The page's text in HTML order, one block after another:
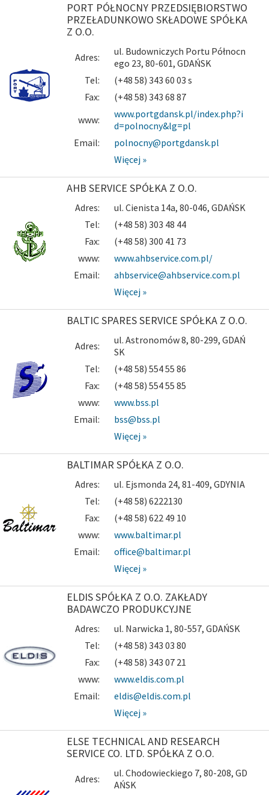
PORT PÓŁNOCNY PRZEDSIĘBIORSTWO
PRZEŁADUNKOWO SKŁADOWE SPÓŁKA
Z O.O.
Adres:
ul. Budowniczych Portu Północn
ego 23, 80-601, GDAŃSK
Tel:
(+48 58) 343 60 03 s
Fax:
(+48 58) 343 68 87
www:
www.portgdansk.pl/index.php?i
d=polnocny&lg=pl
Email:
polnocny@portgdansk.pl
Więcej »
AHB SERVICE SPÓŁKA Z O.O.
Adres:
ul. Cienista 14a, 80-046, GDAŃSK
Tel:
(+48 58) 303 48 44
Fax:
(+48 58) 300 41 73
www:
www.ahbservice.com.pl/
Email:
ahbservice@ahbservice.com.pl
Więcej »
BALTIC SPARES SERVICE SPÓŁKA Z O.O.
Adres:
ul. Astronomów 8, 80-299, GDAŃ
SK
Tel:
(+48 58) 554 55 86
Fax:
(+48 58) 554 55 85
www:
www.bss.pl
Email:
bss@bss.pl
Więcej »
BALTIMAR SPÓŁKA Z O.O.
Adres:
ul. Ejsmonda 24, 81-409, GDYNIA
Tel:
(+48 58) 6222130
Fax:
(+48 58) 622 49 10
www:
www.baltimar.pl
Email:
office@baltimar.pl
Więcej »
ELDIS SPÓŁKA Z O.O. ZAKŁADY
BADAWCZO PRODUKCYJNE
Adres:
ul. Narwicka 1, 80-557, GDAŃSK
Tel:
(+48 58) 343 03 80
Fax:
(+48 58) 343 07 21
www:
www.eldis.com.pl
Email:
eldis@eldis.com.pl
Więcej »
ELSE TECHNICAL AND RESEARCH
SERVICE CO. LTD. SPÓŁKA Z O.O.
Adres:
ul. Chodowieckiego 7, 80-208, GD
AŃSK